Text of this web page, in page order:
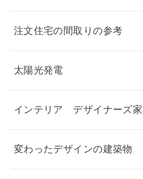
注文住宅の間取りの参考
太陽光発電
インテリア デザイナーズ
変わったデザインの建築物